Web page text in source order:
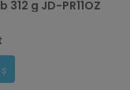
g JD-PR11OZ